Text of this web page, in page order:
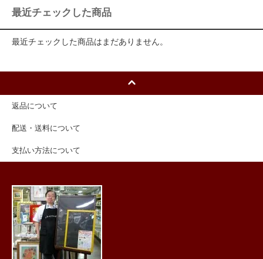
最近チェックした商品
最近チェックした商品はまだありません。
返品について
配送・送料について
支払い方法について